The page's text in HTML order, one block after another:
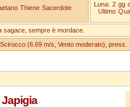
Thiene Sacerdote
Luna: 2 gg
Ultimo
sagace, sempre è mordace.
(6.69 m/s, Vento moderato), press.